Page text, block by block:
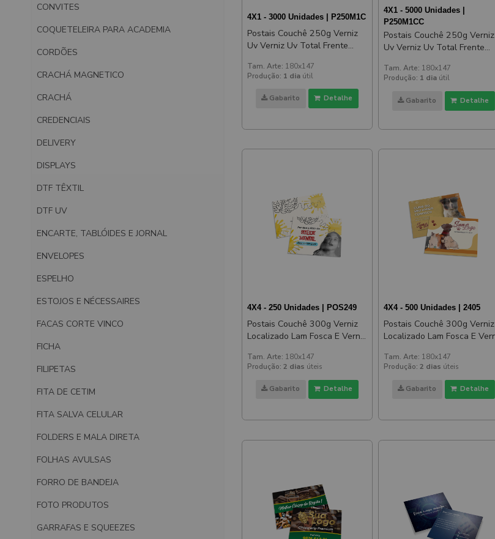
CONVITES
COQUETELEIRA PARA ACADEMIA
CORDÕES
CRACHÁ MAGNETICO
CRACHÁ
CREDENCIAIS
DELIVERY
DISPLAYS
DTF TÊXTIL
DTF UV
ENCARTE, TABLÓIDES E JORNAL
ENVELOPES
ESPELHO
ESTOJOS E NÉCESSAIRES
FACAS CORTE VINCO
FICHA
FILIPETAS
FITA DE CETIM
FITA SALVA CELULAR
FOLDERS E MALA DIRETA
FOLHAS AVULSAS
FORRO DE BANDEJA
FOTO PRODUTOS
GARRAFAS E SQUEEZES
4X1 - 3000 Unidades | P250M1C
Postais Couchê 250g Verniz
Uv Verniz Uv Total Frente
Tam. Arte: 180x147
Produção: 1 dia útil
Gabarito Detalhe
4X1 - 5000 Unidades |
P250M1CC
Postais Couchê 250g Verniz
Uv Verniz Uv Total Frente
Tam. Arte: 180x147
Produção: 1 dia útil
Gabarito Detalhe
4X4 - 250 Unidades | POS249
Postais Couchê 300g Verniz
Localizado Lam Fosca E Verniz
180x147mm
Tam. Arte: 180x147
Produção: 2 dias úteis
Gabarito Detalhe
4X4 - 500 Unidades | 2405
Postais Couchê 300g Verniz
Localizado Lam Fosca E Verniz
180x147mm
Tam. Arte: 180x147
Produção: 2 dias úteis
Gabarito Detalhe